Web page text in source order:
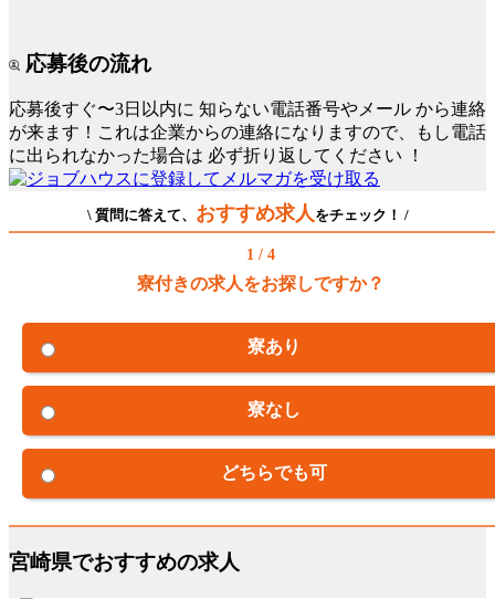
応募後の流れ
応募後すぐ〜3日以内に 知らない電話番号やメール から連絡
が来ます！これは企業からの連絡になりますので、もし電話
に出られなかった場合は 必ず折り返してください ！
\ 質問に答えて、 おすすめ求人をチェック！ /
1 / 4
寮付きの求人をお探しですか？
寮あり
寮なし
どちらでも可
宮崎県でおすすめの求人